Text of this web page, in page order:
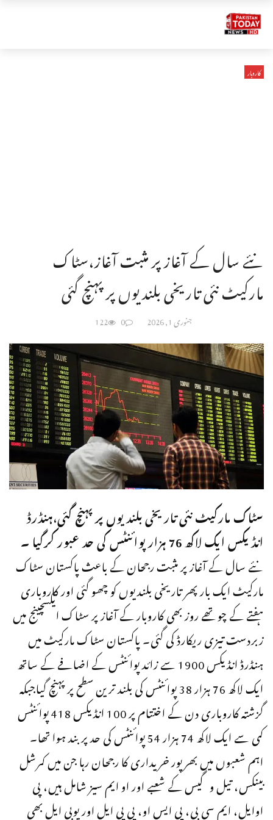
کاروبار
نئے سال کے آغاز پر مثبت آغاز،سٹاک
مارکیٹ نئی تاریخی بلندیوں پر پہنچ گئی
جنوری 1, 2026 0
122
سٹاک مارکیٹ نئی تاریخی بلندیوں پر پہنچ گئی،ہنڈرڈ
انڈیکس ایک لاکھ 76 ہزار پوائنٹس کی حد عبور کرگیا ۔
نئے سال کے آغاز پر مثبت رجحان کے باعث پاکستان سٹاک
مارکیٹ ایک بار پھر تاریخی بلندیوں کو چھو گئی اور کاروباری
ہفتے کے چوتھے روز بھی کاروبار کے آغاز پر سٹاک ایکسچینج میں
زبردست تیزی ریکارڈ کی گئی۔ پاکستان سٹاک مارکیٹ میں
ہنڈرڈ انڈیکس 1900 سے زائد پوائنٹس کے اضافے کے ساتھ
ایک لاکھ 76 ہزار 38 پوائنٹس کی بلند ترین سطح پر پہنچ گیاجبکہ
گزشتہ کاروباری دن کے اختتام پر 100 انڈیکس 418 پوائنٹس
کمی سے ایک لاکھ 74 ہزار 54 پوائنٹس کی حد پر بند ہوا تھا۔
اہم شعبوں میں بھرپور خریداری کا رجحان رہا جن میں کمرشل
بینکس، تیل و گیس کے شعبے اور او ایم سیز شامل ہیں، پی
اوایل، ایم سی بی، پی ایس او، پی پی ایل اور یوبی ایل بھی